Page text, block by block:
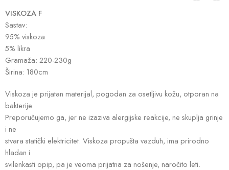
VISKOZA F
Sastav:
95% viskoza
5% likra
Gramaža: 220-230g
Širina: 180cm
Viskoza je prijatan materijal, pogodan za osetljivu kožu, otporan na
bakterije.
Preporučujemo ga, jer ne izaziva alergijske reakcije, ne skuplja grinje
i ne
stvara statički elektricitet. Viskoza propušta vazduh, ima prirodno
hladan i
svilenkasti opip, pa je veoma prijatna za nošenje, naročito leti.